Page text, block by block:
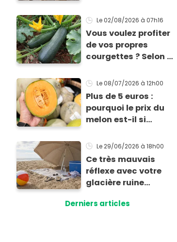
Le 02/08/2026 à 07h16
Vous voulez profiter
de vos propres
courgettes ? Selon ce
temps de les planter
pour les récolter dès
la fin de l’été !
Le 08/07/2026 à 12h00
Plus de 5 euros :
pourquoi le prix du
melon est-il si
début de saison
estivale ?
Le 29/06/2026 à 18h00
Ce très mauvais
réflexe avec votre
glacière ruine
fraîcheur de vos
Derniers articles